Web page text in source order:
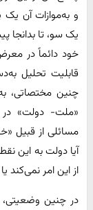
و به‌موازات آن
یک سو، تا بدانجا
خود دائماً در
قابلیت تحلیل
چنین مختصاتی،
«ملت- دولت»
مسائلی از قبیل
آیا دولت به این
از این امر نمی‌کند